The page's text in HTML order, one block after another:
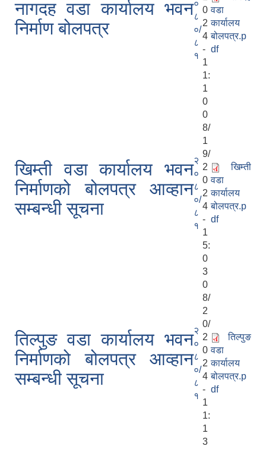
नागदह वडा कार्यालय भवन
निर्माण बोलपत्र
०
८
०/
८
१
0
2
4
-
1
1:
1
0
वडा
कार्यालय
बोलपत्र.p
df
खिम्ती वडा कार्यालय भवन
निर्माणको बोलपत्र आव्हान
सम्बन्धी सूचना
२
०
८
०/
८
१
0
8/
1
9/
2
0
2
4
-
1
5:
0
3
खिम्ती
वडा
कार्यालय
बोलपत्र.p
df
तिल्पुङ वडा कार्यालय भवन
निर्माणको बोलपत्र आव्हान
सम्बन्धी सूचना
२
०
८
०/
८
१
0
8/
2
0/
2
0
2
4
-
1
1:
1
3
तिल्पुङ
वडा
कार्यालय
बोलपत्र.p
df